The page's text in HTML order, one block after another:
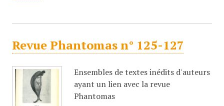
Revue Phantomas n° 125-127
Ensembles de textes inédits d'auteurs
ayant un lien avec la revue
Phantomas